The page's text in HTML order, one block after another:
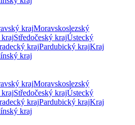
krajMoravskoslezský
Středočeský krajÚstecký
krajPardubický krajKraj
kraj
krajMoravskoslezský
Středočeský krajÚstecký
krajPardubický krajKraj
kraj